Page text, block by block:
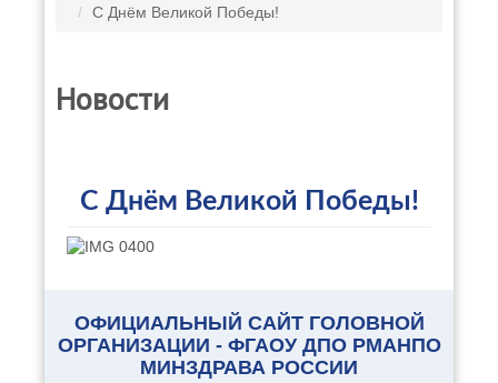
/ С Днём Великой Победы!
Новости
С Днём Великой Победы!
ОФИЦИАЛЬНЫЙ САЙТ ГОЛОВНОЙ
ОРГАНИЗАЦИИ - ФГАОУ ДПО РМАНПО
МИНЗДРАВА РОССИИ